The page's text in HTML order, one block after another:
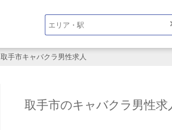
取手市キャバクラ男性求人
取手市のキャバクラ男性